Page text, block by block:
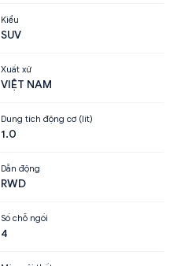
Kiểu
SUV
Xuất xứ
VIỆT NAM
Dung tích động cơ (lít)
1.0
Dẫn động
RWD
Số chỗ ngồi
4